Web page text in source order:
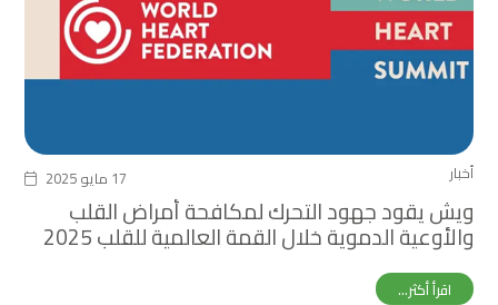
أخبار 17 مايو 2025
ويش يقود جهود التحرك لمكافحة أمراض القلب
والأوعية الدموية خلال القمة العالمية للقلب 2025
اقرأ أكثر...